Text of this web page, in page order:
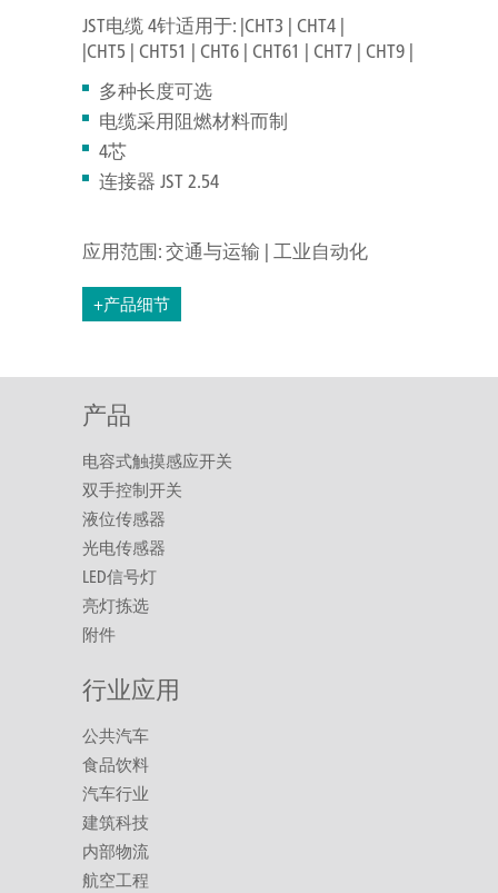
JST电缆 4针适用于: |CHT3 | CHT4 |
|CHT5 | CHT51 | CHT6 | CHT61 | CHT7 | CHT9 |
多种长度可选
电缆采用阻燃材料而制
4芯
连接器 JST 2.54
应用范围: 交通与运输 | 工业自动化
+产品细节
产品
电容式触摸感应开关
双手控制开关
液位传感器
光电传感器
LED信号灯
亮灯拣选
附件
行业应用
公共汽车
食品饮料
汽车行业
建筑科技
内部物流
航空工程